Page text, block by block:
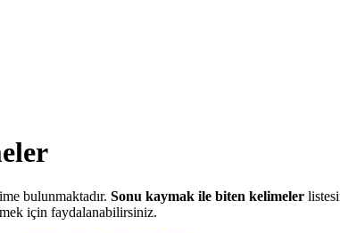
bulunmaktadır. Sonu kaymak ile biten kelimeler
için faydalanabilirsiniz.